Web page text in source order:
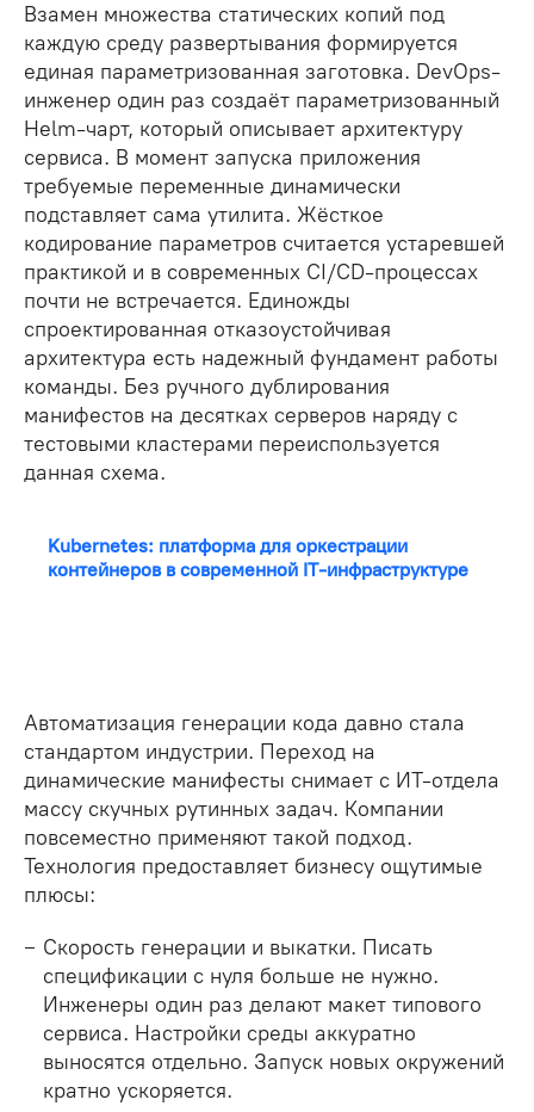
Взамен множества статических копий под
каждую среду развертывания формируется
единая параметризованная заготовка. DevOps-
инженер один раз создаёт параметризованный
Helm-чарт, который описывает архитектуру
сервиса. В момент запуска приложения
требуемые переменные динамически
подставляет сама утилита. Жёсткое
кодирование параметров считается устаревшей
практикой и в современных CI/CD-процессах
почти не встречается. Единожды
спроектированная отказоустойчивая
архитектура есть надежный фундамент работы
команды. Без ручного дублирования
манифестов на десятках серверов наряду с
тестовыми кластерами переиспользуется
данная схема.
Kubernetes: платформа для оркестрации
контейнеров в современной IT-инфраструктуре
Автоматизация генерации кода давно стала
стандартом индустрии. Переход на
динамические манифесты снимает с ИТ-отдела
массу скучных рутинных задач. Компании
повсеместно применяют такой подход.
Технология предоставляет бизнесу ощутимые
плюсы:
Скорость генерации и выкатки. Писать
спецификации с нуля больше не нужно.
Инженеры один раз делают макет типового
сервиса. Настройки среды аккуратно
выносятся отдельно. Запуск новых окружений
кратно ускоряется.